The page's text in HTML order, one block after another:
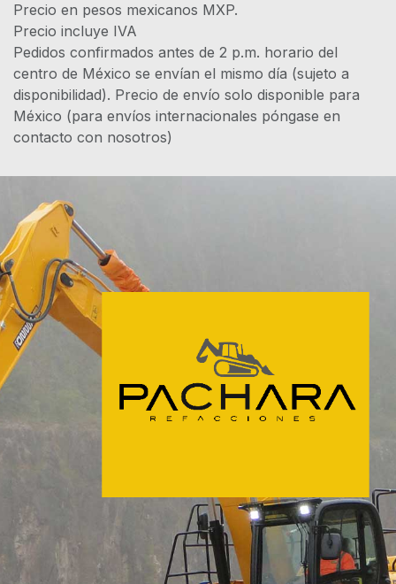
Precio en pesos mexicanos MXP.
Precio incluye IVA
Pedidos confirmados antes de 2 p.m. horario del
centro de México se envían el mismo día (sujeto a
disponibilidad). Precio de envío solo disponible para
México (para envíos internacionales póngase en
contacto con nosotros)